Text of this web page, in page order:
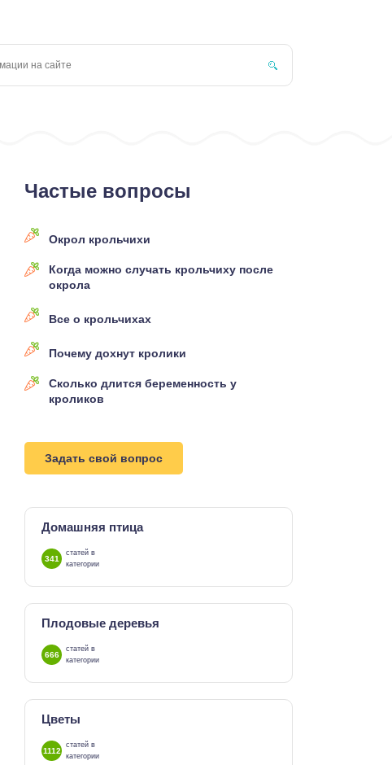
Частые вопросы
Окрол крольчихи
Когда можно случать крольчиху после
окрола
Все о крольчихах
Почему дохнут кролики
Сколько длится беременность у
кроликов
Задать свой вопрос
Домашняя птица
341
статей в
категории
Плодовые деревья
666
статей в
категории
Цветы
1112
статей в
категории